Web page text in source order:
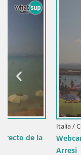
Italia / Cerdeña /
Webcam Porto